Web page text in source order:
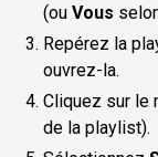
(ou Vous
Repérez la
ouvrez-la.
Cliquez sur le
de la playlist).